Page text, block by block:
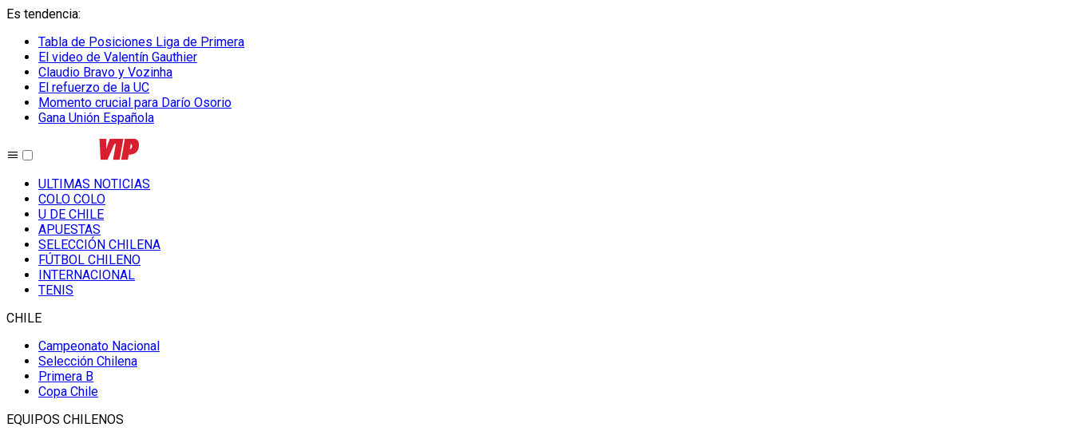
Es tendencia:
Tabla de Posiciones Liga de Primera
El video de Valentín Gauthier
Claudio Bravo y Vozinha
El refuerzo de la UC
Momento crucial para Darío Osorio
Gana Unión Española
ULTIMAS NOTICIAS
COLO COLO
U DE CHILE
APUESTAS
SELECCIÓN CHILENA
FÚTBOL CHILENO
INTERNACIONAL
TENIS
CHILE
Campeonato Nacional
Selección Chilena
Primera B
Copa Chile
EQUIPOS CHILENOS